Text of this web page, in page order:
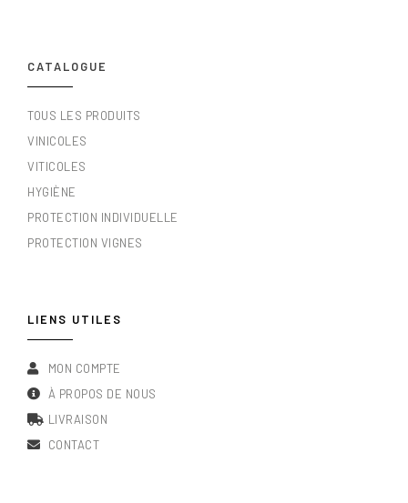
CATALOGUE
TOUS LES PRODUITS
VINICOLES
VITICOLES
HYGIÈNE
PROTECTION INDIVIDUELLE
PROTECTION VIGNES
LIENS UTILES
MON COMPTE
À PROPOS DE NOUS
LIVRAISON
CONTACT